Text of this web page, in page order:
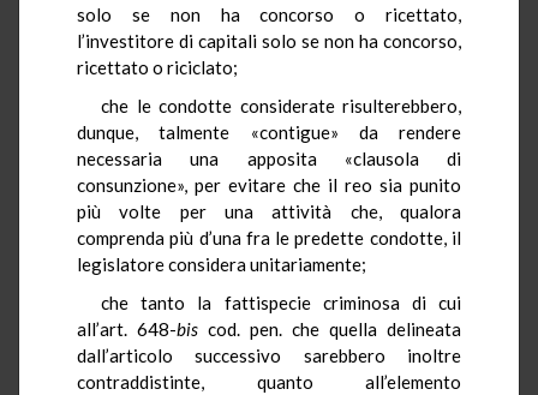
solo se non ha concorso o ricettato,
l’investitore di capitali solo se non ha concorso,
ricettato o riciclato;
che le condotte considerate risulterebbero,
dunque, talmente «contigue» da rendere
necessaria una apposita «clausola di
consunzione», per evitare che il reo sia punito
più volte per una attività che, qualora
comprenda più d’una fra le predette condotte, il
legislatore considera unitariamente;
che tanto la fattispecie criminosa di cui
all’art. 648-bis cod. pen. che quella delineata
dall’articolo successivo sarebbero inoltre
contraddistinte, quanto all’elemento